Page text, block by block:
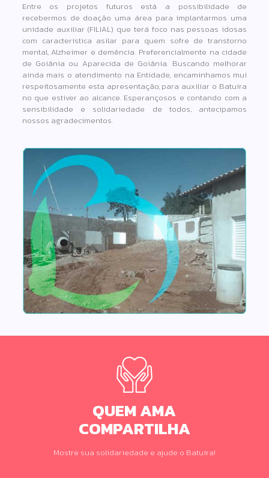
Entre os projetos futuros está a possibilidade de
recebermos de doação uma área para implantarmos uma
unidade auxiliar (FILIAL) que terá foco nas pessoas idosas
com característica asilar para quem sofre de transtorno
mental, Alzheimer e demência. Preferencialmente na cidade
de Goiânia ou Aparecida de Goiânia. Buscando melhorar
ainda mais o atendimento na Entidade, encaminhamos mui
respeitosamente esta apresentação, para auxiliar o Batuíra
no que estiver ao alcance. Esperançosos e contando com a
sensibilidade e solidariedade de todos, antecipamos
nossos agradecimentos.
QUEM AMA
COMPARTILHA
Mostre sua solidariedade e ajude o Batuíra!